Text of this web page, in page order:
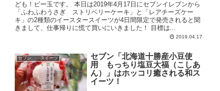
ども！ビー玉です。 本日は2019年4月17日にセブンイレブンから
「ふわふわうさぎ ストリベリーケーキ」と「レアチーズケー
キ」の2種類のイースタースイーツが4日間限定で発売されると聞
きまして、仕事帰りに慌て買いにいきました！ 目標は...
2019.04.17
セブン スイーツ
セブン「北海道十勝産小豆使
用 もっちり塩豆大福（こしあ
ん）」はホッコリ癒される和ス
イーツ！